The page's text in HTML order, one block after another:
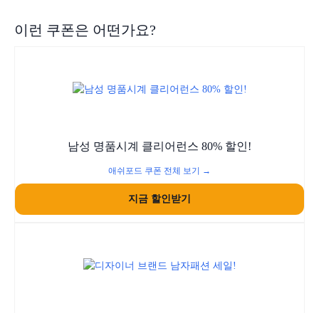
이런 쿠폰은 어떤가요?
남성 명품시계 클리어런스 80% 할인!
애쉬포드 쿠폰 전체 보기 →
지금 할인받기